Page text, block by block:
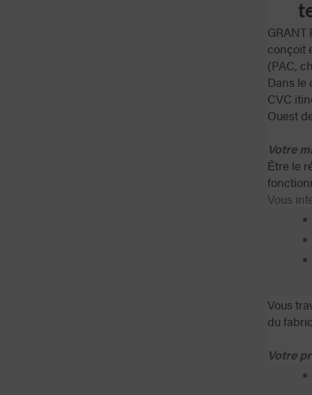
conçoit
(PAC,
Dans le
CVC
Ouest
Votre
Être le
Vous
Vous
du
Votre